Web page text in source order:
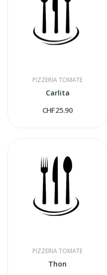
PIZZERIA TOMATE
Carlita
CHF25.90
PIZZERIA TOMATE
Thon